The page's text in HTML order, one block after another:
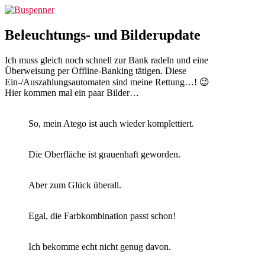
Zum
springen
Beleuchtungs- und Bilderupdate
Ich muss gleich noch schnell zur Bank radeln und eine
Überweisung per Offline-Banking tätigen. Diese
Ein-/Auszahlungsautomaten sind meine Rettung…! 😉
Hier kommen mal ein paar Bilder…
So, mein Atego ist auch wieder komplettiert.
Die Oberfläche ist grauenhaft geworden.
Aber zum Glück überall.
Egal, die Farbkombination passt schon!
Ich bekomme echt nicht genug davon.